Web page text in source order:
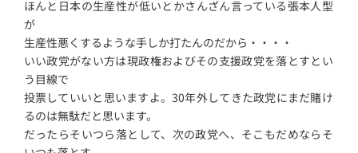
ほんと日本の生産性が低いとかさんざん言っている張本人型
が
生産性悪くするような手しか打たんのだから・・・・
いい政党がない方は現政権およびその支援政党を落とすとい
う目線で
投票していいと思いますよ。30年外してきた政党にまだ賭け
るのは無駄だと思います。
だったらそいつら落として、次の政党へ、そこもだめならそ